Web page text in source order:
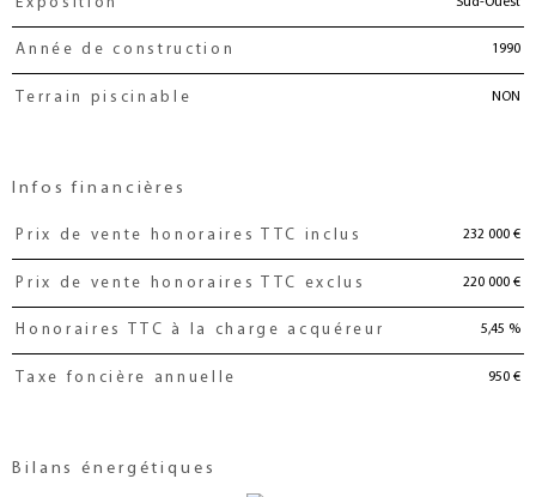
Année de construction 1990
Terrain piscinable NON
Infos financières
Caractéristiques Valeurs
Prix de vente honoraires TTC inclus 232 000 €
Prix de vente honoraires TTC exclus 220 000 €
Honoraires TTC à la charge acquéreur 5,45 %
Taxe foncière annuelle 950 €
Bilans énergétiques